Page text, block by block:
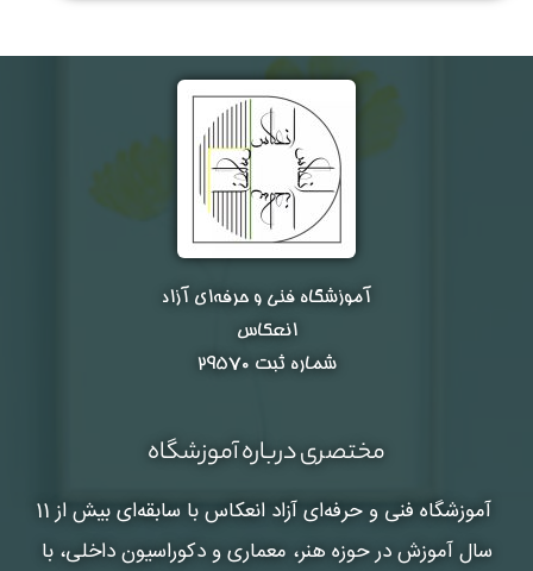
آموزشگاه فنی و حرفه‌ای آزاد
انعکاس
شماره ثبت ۲۹۵۷۰
مختصری درباره آموزشگاه
آموزشگاه فنی و حرفه‌ای آزاد انعکاس
با سابقه‌ای بیش از 11
سال آموزش در حوزه هنر، معماری و دکوراسیون داخلی، با